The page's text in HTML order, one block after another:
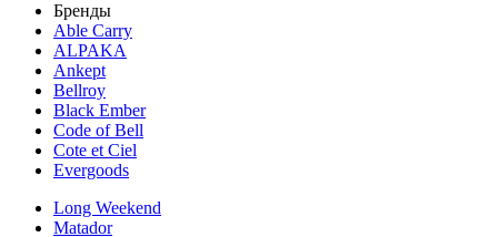
Бренды
Able Carry
ALPAKA
Ankept
Bellroy
Black Ember
Code of Bell
Cote et Ciel
Evergoods
Long Weekend
Matador